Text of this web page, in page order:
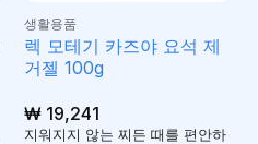
생활용품
렉 모테기 카즈야 요석 제
거젤 100g
₩19,241
지워지지 않는 찌든 때를 편안하